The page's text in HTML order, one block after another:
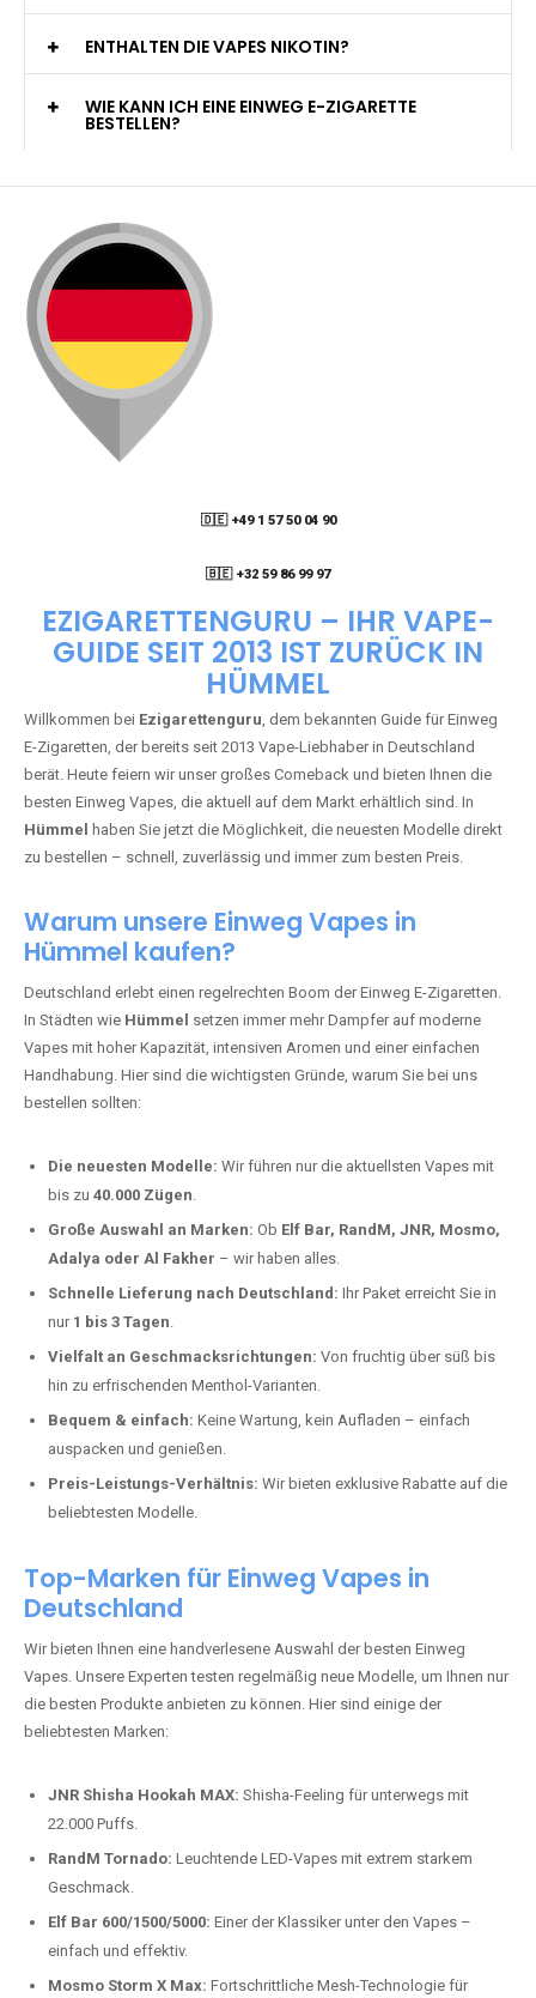
ENTHALTEN DIE VAPES NIKOTIN?
WIE KANN ICH EINE EINWEG E-ZIGARETTE
BESTELLEN?
🇩🇪 +49 1 57 50 04 90
🇧🇪 +32 59 86 99 97
EZIGARETTENGURU – IHR VAPE-
GUIDE SEIT 2013 IST ZURÜCK IN
HÜMMEL
Willkommen bei Ezigarettenguru, dem bekannten Guide für Einweg
E-Zigaretten, der bereits seit 2013 Vape-Liebhaber in Deutschland
berät. Heute feiern wir unser großes Comeback und bieten Ihnen die
besten Einweg Vapes, die aktuell auf dem Markt erhältlich sind. In
Hümmel
haben Sie jetzt die Möglichkeit, die neuesten Modelle direkt
zu bestellen – schnell, zuverlässig und immer zum besten Preis.
Warum unsere Einweg Vapes in
Hümmel kaufen?
Deutschland erlebt einen regelrechten Boom der Einweg E-Zigaretten.
In Städten wie Hümmel setzen immer mehr Dampfer auf moderne
Vapes mit hoher Kapazität, intensiven Aromen und einer einfachen
Handhabung. Hier sind die wichtigsten Gründe, warum Sie bei uns
bestellen sollten:
Die neuesten Modelle: Wir führen nur die aktuellsten Vapes mit
bis zu 40.000 Zügen.
Große Auswahl an Marken: Ob Elf Bar, RandM, JNR, Mosmo,
Adalya oder Al Fakher – wir haben alles.
Schnelle Lieferung nach Deutschland: Ihr Paket erreicht Sie in
nur 1 bis 3 Tagen.
Vielfalt an Geschmacksrichtungen: Von fruchtig über süß bis
hin zu erfrischenden Menthol-Varianten.
Bequem & einfach: Keine Wartung, kein Aufladen – einfach
auspacken und genießen.
Preis-Leistungs-Verhältnis: Wir bieten exklusive Rabatte auf die
beliebtesten Modelle.
Top-Marken für Einweg Vapes in
Deutschland
Wir bieten Ihnen eine handverlesene Auswahl der besten Einweg
Vapes. Unsere Experten testen regelmäßig neue Modelle, um Ihnen nur
die besten Produkte anbieten zu können. Hier sind einige der
beliebtesten Marken:
JNR Shisha Hookah MAX: Shisha-Feeling für unterwegs mit
22.000 Puffs.
RandM Tornado: Leuchtende LED-Vapes mit extrem starkem
Geschmack.
Elf Bar 600/1500/5000: Einer der Klassiker unter den Vapes –
einfach und effektiv.
Mosmo Storm X Max: Fortschrittliche Mesh-Technologie für